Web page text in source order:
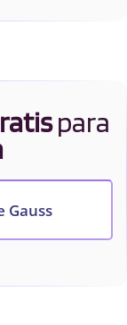
para
Gauss